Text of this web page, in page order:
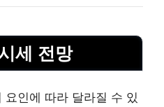
세 전망
인에 따라 달라질 수 있